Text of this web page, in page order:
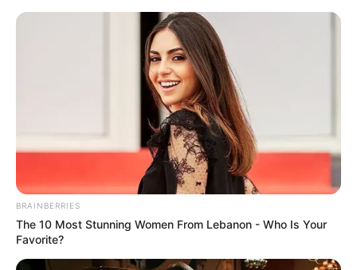
BRAINBERRIES
The 10 Most Stunning Women From Lebanon - Who Is Your
Favorite?